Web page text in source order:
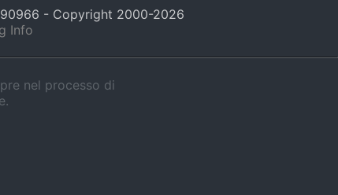
- Copyright 2000-2026
Info
nel processo di